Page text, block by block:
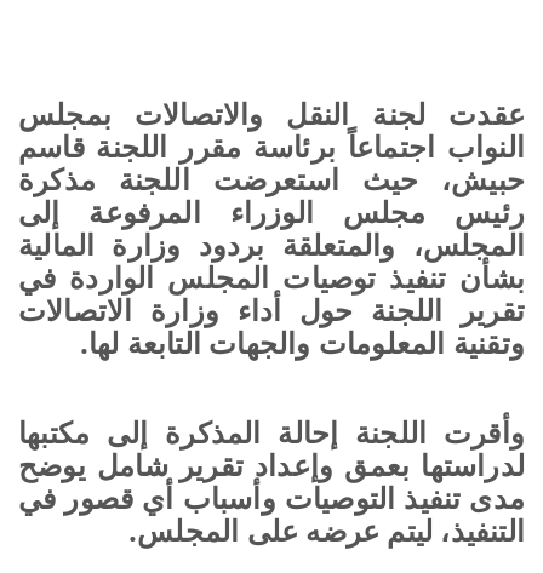
عقدت لجنة النقل والاتصالات بمجلس
النواب اجتماعاً برئاسة مقرر اللجنة قاسم
حبيش، حيث استعرضت اللجنة مذكرة
رئيس مجلس الوزراء المرفوعة إلى
المجلس، والمتعلقة بردود وزارة المالية
بشأن تنفيذ توصيات المجلس الواردة في
تقرير اللجنة حول أداء وزارة الاتصالات
وتقنية المعلومات والجهات التابعة لها.
وأقرت اللجنة إحالة المذكرة إلى مكتبها
لدراستها بعمق وإعداد تقرير شامل يوضح
مدى تنفيذ التوصيات وأسباب أي قصور في
التنفيذ، ليتم عرضه على المجلس.